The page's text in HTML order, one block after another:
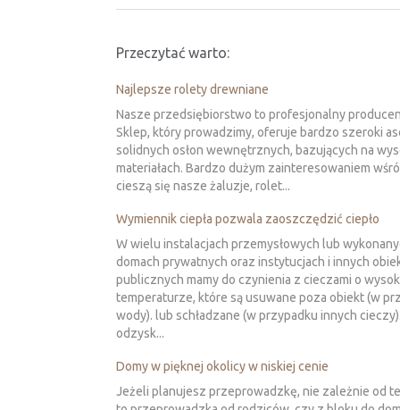
Przeczytać warto:
Najlepsze rolety drewniane
Nasze przedsiębiorstwo to profesjonalny
Sklep, który prowadzimy, oferuje bardzo szeroki
solidnych osłon wewnętrznych, bazujących na
materiałach. Bardzo dużym zainteresowaniem
cieszą się nasze żaluzje, rolet...
Wymiennik ciepła pozwala zaoszczędzić ciepło
W wielu instalacjach przemysłowych lub
domach prywatnych oraz instytucjach i innych
publicznych mamy do czynienia z cieczami o
temperaturze, które są usuwane poza obiekt (w
wody). lub schładzane (w przypadku innych
odzysk...
Domy w pięknej okolicy w niskiej cenie
Jeżeli planujesz przeprowadzkę, nie zależnie od